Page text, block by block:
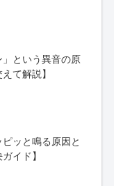
という異音の原
て解説】
ッと鳴る原因と
イド】